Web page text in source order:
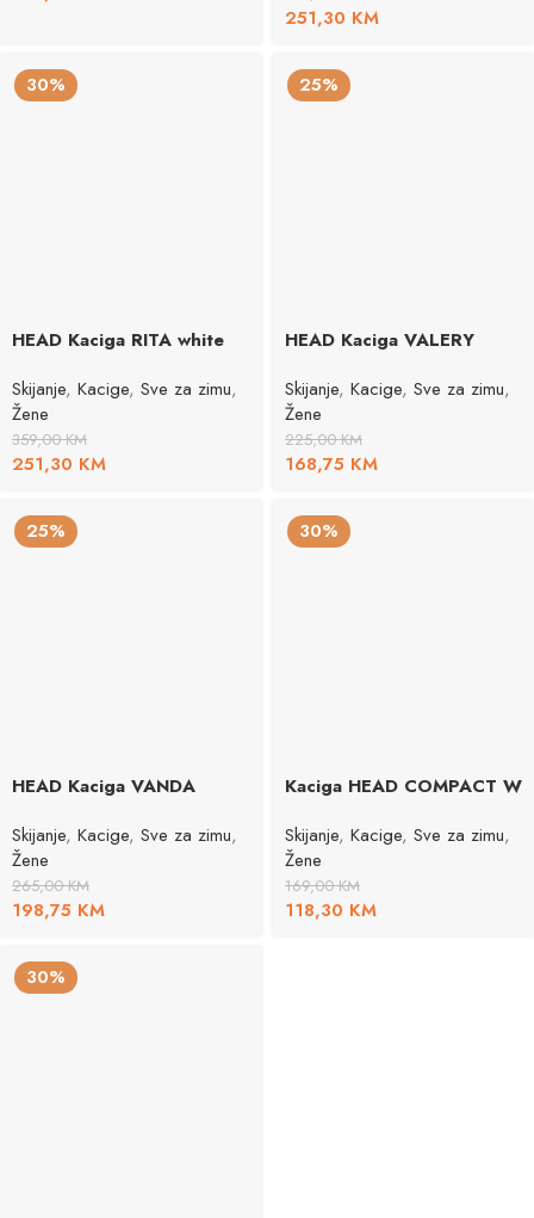
251,30 KM
30%
HEAD Kaciga RITA white
Skijanje, Kacige, Sve za zimu,
Žene
359,00KM
251,30 KM
25%
HEAD Kaciga VALERY
Skijanje, Kacige, Sve za zimu,
Žene
225,00KM
168,75 KM
25%
HEAD Kaciga VANDA
Skijanje, Kacige, Sve za zimu,
Žene
265,00KM
198,75 KM
30%
Kaciga HEAD COMPACT W
Skijanje, Kacige, Sve za zimu,
Žene
169,00KM
118,30 KM
30%